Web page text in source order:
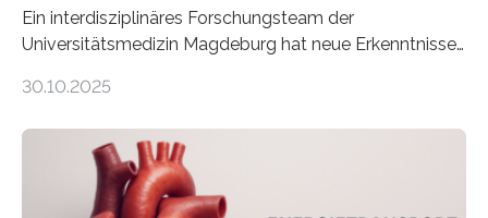
Ein interdisziplinäres Forschungsteam der
Universitätsmedizin Magdeburg hat neue Erkenntnisse
behandelt werden kann. In ihrer aktuellen Studie,
Oncology, zeigen die Forschenden, dass Mini-Tumore
aus Gewebe von Patientinnen und Patienten –
sogenannte Organoide – genutzt werden können, um
30.10.2025